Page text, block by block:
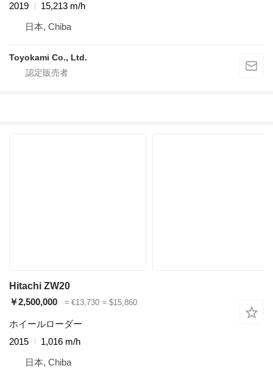
2019
15,213 m/h
日本, Chiba
Toyokami Co., Ltd.
Hitachi ZW20
￥2,500,000
≈ €13,730 ≈ $15,860
ホイールローダー
2015
1,016 m/h
日本, Chiba